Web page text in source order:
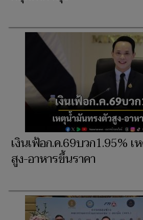
เงินเฟ้อก.ค.69บวก1.95%
สูง-อาหารขึ้นราคา​